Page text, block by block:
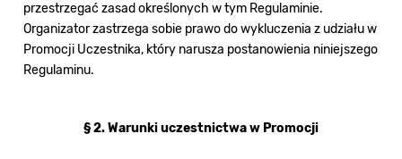
przestrzegać zasad określonych w tym Regulaminie.
Organizator zastrzega sobie prawo do wykluczenia z udziału w
Promocji Uczestnika, który narusza postanowienia niniejszego
Regulaminu.
§ 2. Warunki uczestnictwa w Promocji